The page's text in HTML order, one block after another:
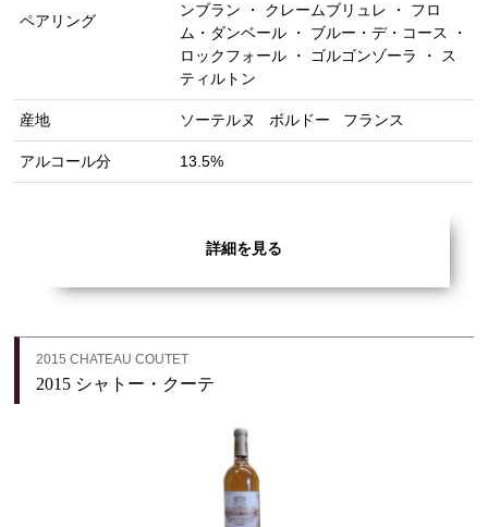
ペアリング
ンブラン ・ クレームブリュレ ・ フロ
ム・ダンベール ・ ブルー・デ・コース ・
ロックフォール ・ ゴルゴンゾーラ ・ ス
ティルトン
産地 ソーテルヌ ボルドー フランス
アルコール分 13.5%
詳細を見る
2015 CHATEAU COUTET
2015 シャトー・クーテ